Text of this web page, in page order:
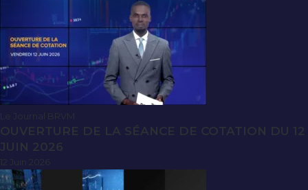
Le Journal BRVM
OUVERTURE DE LA SÉANCE DE COTATION DU 12
JUIN 2026